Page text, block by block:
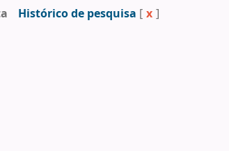
Histórico de pesquisa [ x ]